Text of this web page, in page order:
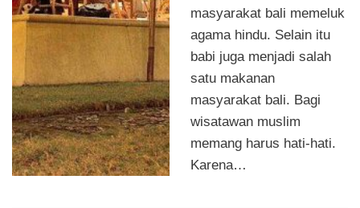
masyarakat bali memeluk
agama hindu. Selain itu
babi juga menjadi salah
satu makanan
masyarakat bali. Bagi
wisatawan muslim
memang harus hati-hati.
Karena…